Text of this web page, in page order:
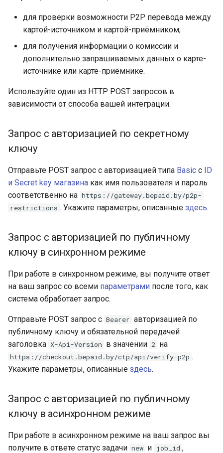
с
а
Тестовый режим
Коды ошибок
криптовалюте
КРОК
МТС Деньги
МТС Деньги 2
NetBanking
кредит Паритетбанк)
Pix
QPay
QIWI Кошелек
Прием платежей
терминалы QIWI
Система Быстрых
Платежей (SBP)
SlickPay (deeplink)
платежа
виджета и платежной
страницы
данными из веб-
клиента на страницу
Запрос статуса
транзакции по токену
Telegram bot bePaid
публичному ключу в
асинхронном
Параметры запроса
Параметры ответа
Запрос с
секретному ключу
Запрос с
авторизацией по
Запрос с
публичному ключу в
асинхронном
режиме
Параметры запроса
Параметры ответа
3-D Secure проверка P2P
Проверка KYC данных
клиента
персональных данных
держателей карт
Языки платежной
страницы и
Параметры секции
smart_routing_verification
Провайдеры токенов
Параметры с
информацией о продаже
Архив изменений
для проверки возможности P2P перевода между
картой-источником и картой-приёмником;
для получения информации о комиссии и
дополнительно запрашиваемых данных о карте-
источнике или карте-приёмнике.
Используйте один из HTTP POST запросов в
зависимости от способа вашей интеграции.
Запрос с авторизацией по секретному
ключу
Отправьте POST запрос с авторизацией типа Basic с ID
и Secret key магазина как имя пользователя и пароль
соответственно на https://gateway.bepaid.by/p2p-
restrictions . Укажите параметры, описанные здесь.
Запрос с авторизацией по публичному
ключу в синхронном режиме
При работе в синхронном режиме, вы получите ответ
на ваш запрос со всеми параметрами после того, как
система обработает запрос.
Отправьте POST запрос с Bearer авторизацией по
публичному ключу и обязательной передачей
заголовка X-Api-Version в значении 2 на
https://checkout.bepaid.by/ctp/api/verify-p2p .
Укажите параметры, описанные здесь.
Запрос с авторизацией по публичному
ключу в асинхронном режиме
При работе в асинхронном режиме на ваш запрос вы
получите в ответе статус задачи new и job_id ,